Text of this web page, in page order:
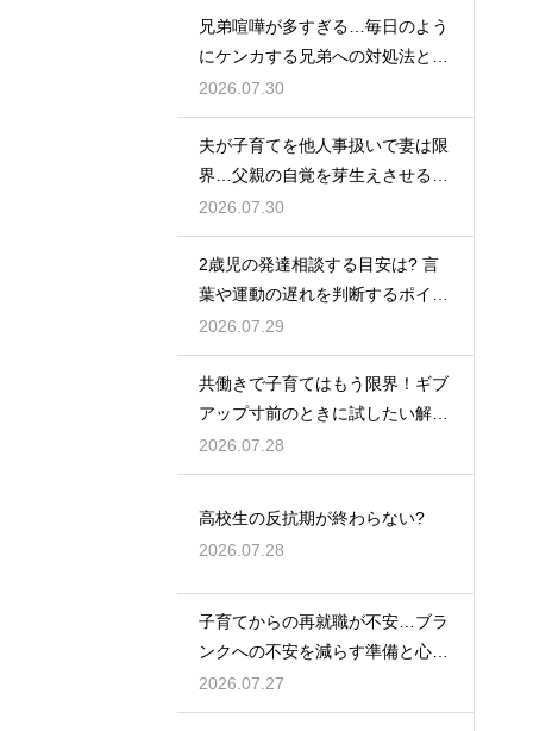
兄弟喧嘩が多すぎる…毎日のよう
にケンカする兄弟への対処法と仲
直りさせるコツ
2026.07.30
夫が子育てを他人事扱いで妻は限
界…父親の自覚を芽生えさせるカ
ギは夫婦の会話にあり
2026.07.30
2歳児の発達相談する目安は? 言
葉や運動の遅れを判断するポイン
トを紹介
2026.07.29
共働きで子育てはもう限界！ギブ
アップ寸前のときに試したい解決
策
2026.07.28
高校生の反抗期が終わらない?
2026.07.28
子育てからの再就職が不安…ブラ
ンクへの不安を減らす準備と心構
えを解説
2026.07.27